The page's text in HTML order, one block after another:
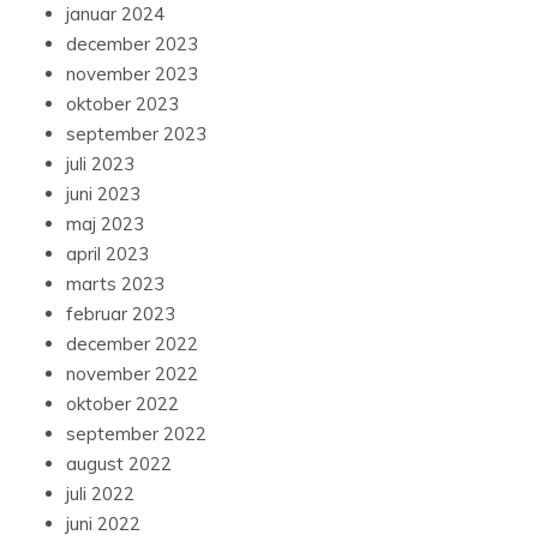
januar 2024
december 2023
november 2023
oktober 2023
september 2023
juli 2023
juni 2023
maj 2023
april 2023
marts 2023
februar 2023
december 2022
november 2022
oktober 2022
september 2022
august 2022
juli 2022
juni 2022